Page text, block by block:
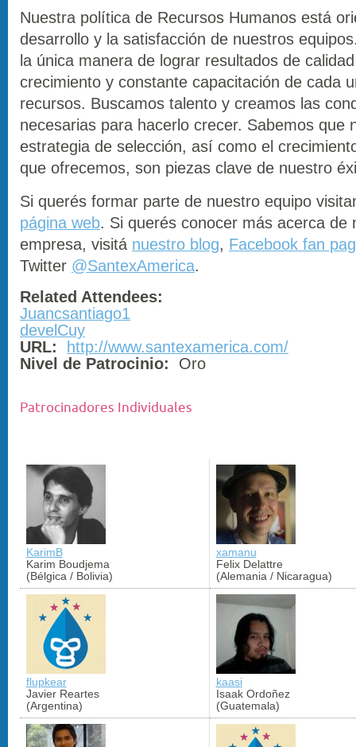
Nuestra política de Recursos Humanos está
desarrollo y la satisfacción de nuestros
la única manera de lograr resultados de
crecimiento y constante capacitación de cada
recursos. Buscamos talento y creamos las
necesarias para hacerlo crecer. Sabemos que
estrategia de selección, así como el
que ofrecemos, son piezas clave de nuestro
Si querés formar parte de nuestro equipo
página web. Si querés conocer más acerca de
empresa, visitá nuestro blog, Facebook fan
Twitter @SantexAmerica.
Related Attendees:
Juancsantiago1
develCuy
URL:
http://www.santexamerica.com/
Nivel de Patrocinio:
Oro
Patrocinadores Individuales
KarimB
Karim Boudjema
(Bélgica / Bolivia)
xamanu
Felix Delattre
(Alemania / Nicaragua)
flupkear
Javier Reartes
(Argentina)
kaasi
Isaak Ordoñez
(Guatemala)